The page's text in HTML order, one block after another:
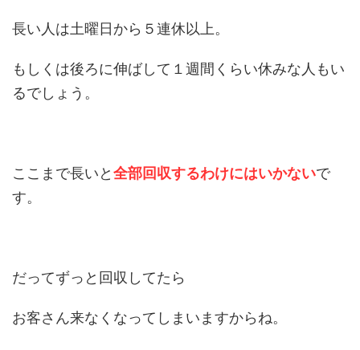
長い人は土曜日から５連休以上。
もしくは後ろに伸ばして１週間くらい休みな人もい
るでしょう。
ここまで長いと全部回収するわけにはいかないで
す。
だってずっと回収してたら
お客さん来なくなってしまいますからね。